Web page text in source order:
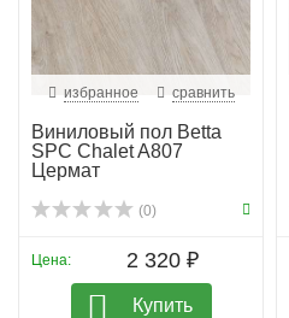
избранное сравнить
Виниловый пол Betta
SPC Chalet A807
Цермат
(0)
Цена: 2 320 ₽
Купить